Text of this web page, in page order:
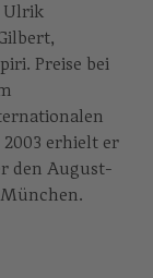
Ulrik
Preise bei
erhielt er
den August-